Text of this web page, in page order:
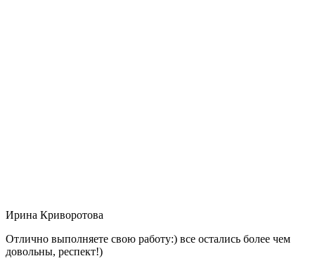
Ирина Криворотова
Отлично выполняете свою работу:) все остались более чем
довольны, респект!)